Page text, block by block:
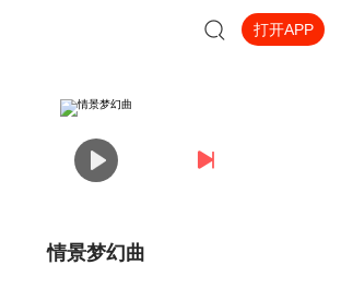
打开APP
情景梦幻曲